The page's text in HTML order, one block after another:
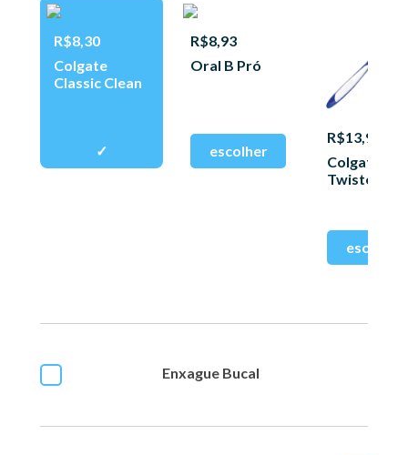
R$8,30
Colgate
Classic Clean
R$8,93
Oral B Pró
R$13,90
Colgate
Twister
Enxague Bucal